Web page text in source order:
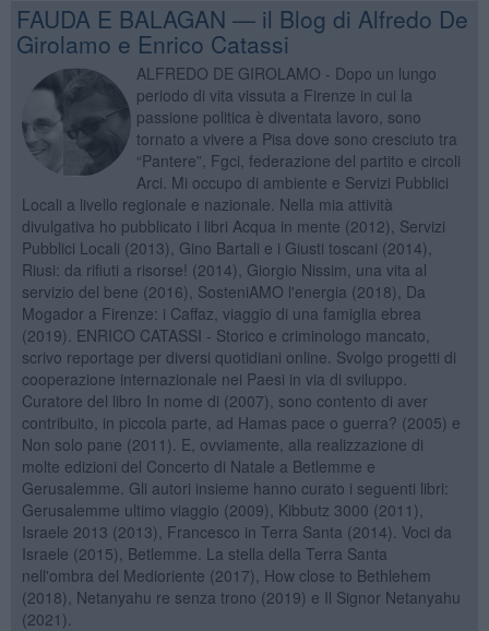
FAUDA E BALAGAN — il Blog di Alfredo De
Girolamo e Enrico Catassi
ALFREDO DE GIROLAMO - Dopo un lungo
periodo di vita vissuta a Firenze in cui la
passione politica è diventata lavoro, sono
tornato a vivere a Pisa dove sono cresciuto tra
“Pantere”, Fgci, federazione del partito e circoli
Arci. Mi occupo di ambiente e Servizi Pubblici
Locali a livello regionale e nazionale. Nella mia attività
divulgativa ho pubblicato i libri Acqua in mente (2012), Servizi
Pubblici Locali (2013), Gino Bartali e i Giusti toscani (2014),
Riusi: da rifiuti a risorse! (2014), Giorgio Nissim, una vita al
servizio del bene (2016), SosteniAMO l'energia (2018), Da
Mogador a Firenze: i Caffaz, viaggio di una famiglia ebrea
(2019). ENRICO CATASSI - Storico e criminologo mancato,
scrivo reportage per diversi quotidiani online. Svolgo progetti di
cooperazione internazionale nei Paesi in via di sviluppo.
Curatore del libro In nome di (2007), sono contento di aver
contribuito, in piccola parte, ad Hamas pace o guerra? (2005) e
Non solo pane (2011). E, ovviamente, alla realizzazione di
molte edizioni del Concerto di Natale a Betlemme e
Gerusalemme. Gli autori insieme hanno curato i seguenti libri:
Gerusalemme ultimo viaggio (2009), Kibbutz 3000 (2011),
Israele 2013 (2013), Francesco in Terra Santa (2014). Voci da
Israele (2015), Betlemme. La stella della Terra Santa
nell'ombra del Medioriente (2017), How close to Bethlehem
(2018), Netanyahu re senza trono (2019) e Il Signor Netanyahu
(2021).